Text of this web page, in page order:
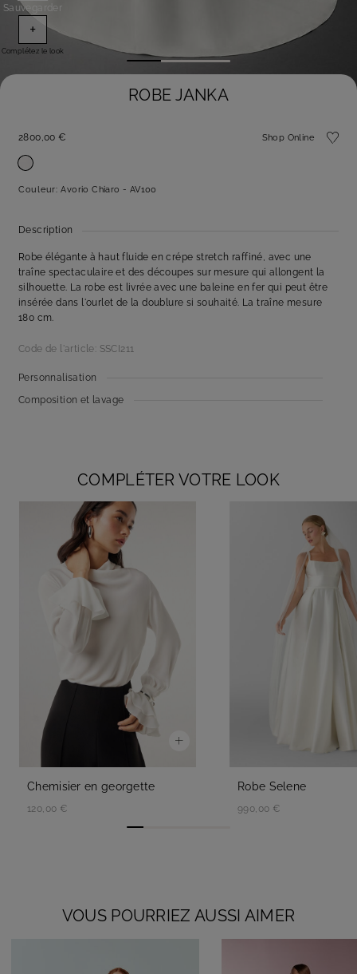
Sauvegarder
+
Complétez le look
ROBE JANKA
Shop Online
2800,00 €
Couleur:Avorio Chiaro - AV100
Description
Robe élégante à haut fluide en crépe stretch raffiné, avec une
traîne spectaculaire et des découpes sur mesure qui allongent la
silhouette. La robe est livrée avec une baleine en fer qui peut être
insérée dans l'ourlet de la doublure si souhaité. La traîne mesure
180 cm.
Code de l'article: SSCI211
Personnalisation
Composition et lavage
COMPLÉTER VOTRE LOOK
Chemisier en georgette
120,00 €
Robe Selene
990,00 €
VOUS POURRIEZ AUSSI AIMER